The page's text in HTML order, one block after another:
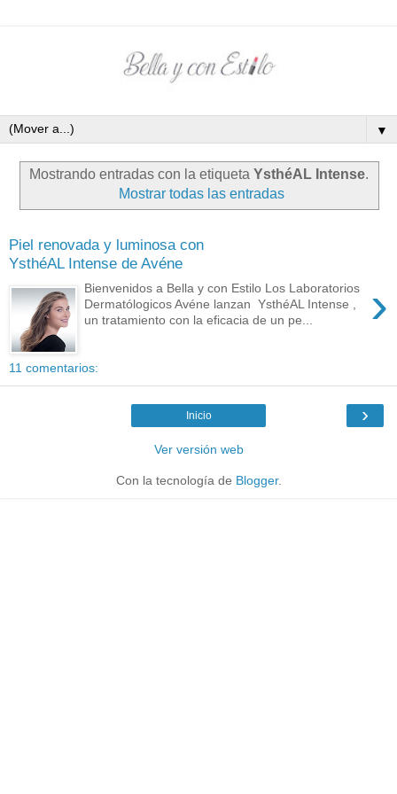
▼
Mostrando entradas con la etiqueta YsthéAL Intense.
Mostrar todas las entradas
Piel renovada y luminosa con
YsthéAL Intense de Avéne
›
Bienvenidos a Bella y con Estilo Los Laboratorios
Dermatólogicos Avéne lanzan YsthéAL Intense ,
un tratamiento con la eficacia de un pe...
11 comentarios:
›
Inicio
Ver versión web
Con la tecnología de Blogger.